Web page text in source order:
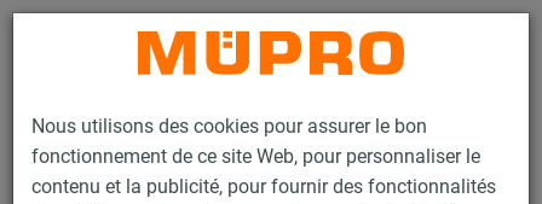
Nous utilisons des cookies pour assurer le bon
fonctionnement de ce site Web, pour personnaliser le
contenu et la publicité, pour fournir des fonctionnalités
Contact